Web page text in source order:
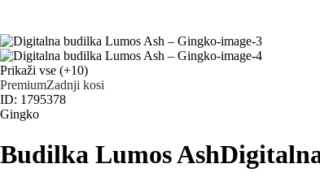
Prikaži vse (+10)
PremiumZadnji kosi
ID: 1795378
Gingko
Budilka Lumos Ash